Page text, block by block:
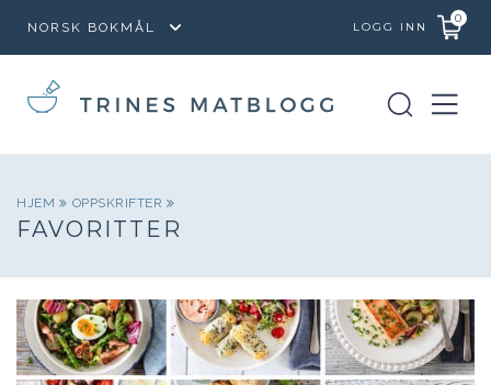
LOGG INN
0
HJEM OPPSKRIFTER
FAVORITTER